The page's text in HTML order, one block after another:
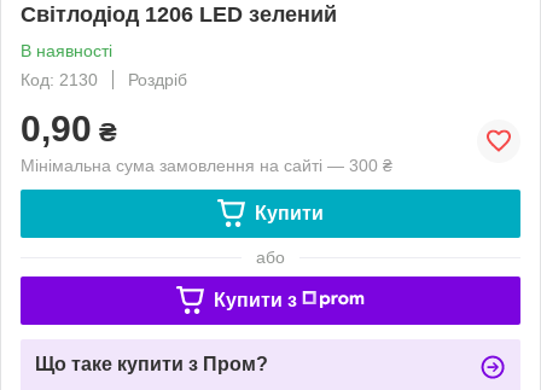
Світлодіод 1206 LED зелений
В наявності
Код: 2130
Роздріб
0,90 ₴
Мінімальна сума замовлення на сайті — 300 ₴
Купити
або
Купити з
Що таке купити з Пром?